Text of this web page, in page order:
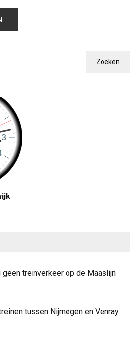
Zoeken
treinverkeer op de Maaslijn
tussen Nijmegen en Venray